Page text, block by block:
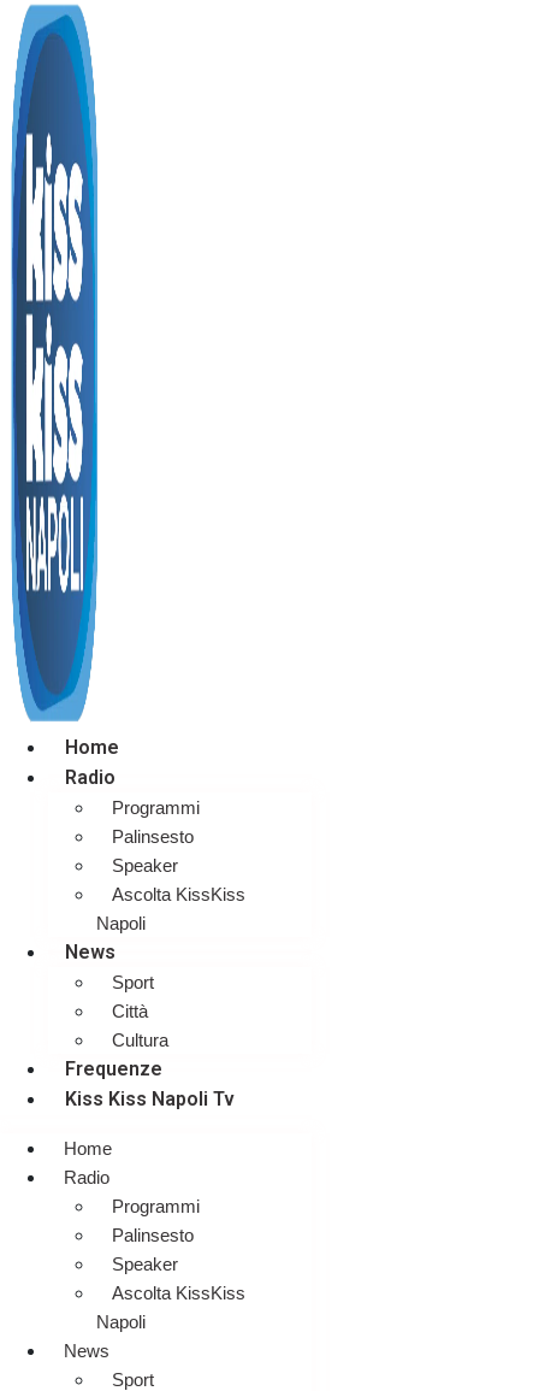
Home
Radio
Programmi
Palinsesto
Speaker
Ascolta KissKiss
Napoli
News
Sport
Città
Cultura
Frequenze
Kiss Kiss Napoli Tv
Home
Radio
Programmi
Palinsesto
Speaker
Ascolta KissKiss
Napoli
News
Sport